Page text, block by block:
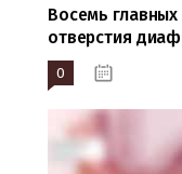
Восемь
отверстия
0